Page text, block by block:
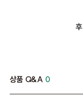
상품 Q&A 0